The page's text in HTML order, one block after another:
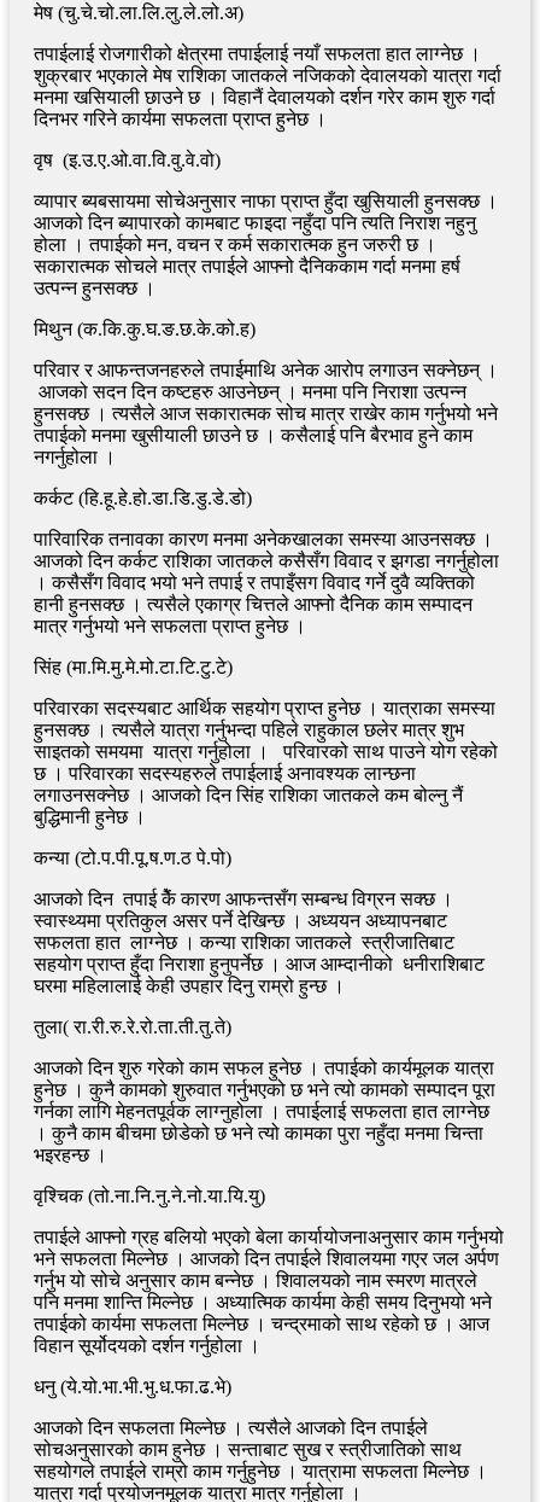
सर्वोच्चको पूर्णपाठ नआउँदै क्याबिन क्रुमाथि व्यवस्थापनको दबाब
रोक्न ‘हेलो सरकार’मा उजुरी
मेष (चु.चे.चो.ला.लि.लु.ले.लो.अ)
तपाईलाई रोजगारीको क्षेत्रमा तपाईलाई नयाँ सफलता हात लाग्नेछ ।
शुक्रबार भएकाले मेष राशिका जातकले नजिकको देवालयको यात्रा गर्दा
मनमा खसियाली छाउने छ । विहानैं देवालयको दर्शन गरेर काम शुरु गर्दा
दिनभर गरिने कार्यमा सफलता प्राप्त हुनेछ ।
वृष (इ.उ.ए.ओ.वा.वि.वु.वे.वो)
व्यापार ब्यबसायमा सोचेअनुसार नाफा प्राप्त हुँदा खुसियाली हुनसक्छ ।
आजको दिन ब्यापारको कामबाट फाइदा नहुँदा पनि त्यति निराश नहुनु
होला । तपाईको मन, वचन र कर्म सकारात्मक हुन जरुरी छ ।
सकारात्मक सोचले मात्र तपाईले आफ्नो दैनिककाम गर्दा मनमा हर्ष
उत्पन्न हुनसक्छ ।
मिथुन (क.कि.कु.घ.ङ.छ.के.को.ह)
परिवार र आफन्तजनहरुले तपाईमाथि अनेक आरोप लगाउन सक्नेछन् ।
आजको सदन दिन कष्टहरु आउनेछन् । मनमा पनि निराशा उत्पन्न
हुनसक्छ । त्यसैले आज सकारात्मक सोच मात्र राखेर काम गर्नुभयो भने
तपाईको मनमा खुसीयाली छाउने छ । कसैलाई पनि बैरभाव हुने काम
नगर्नुहोला ।
कर्कट (हि.हू.हे.हो.डा.डि.डु.डे.डो)
पारिवारिक तनावका कारण मनमा अनेकखालका समस्या आउनसक्छ ।
आजको दिन कर्कट राशिका जातकले कसैसँग विवाद र झगडा नगर्नुहोला
। कसैसँग विवाद भयो भने तपाई र तपाइँसग विवाद गर्ने दुवै व्यक्तिको
हानी हुनसक्छ । त्यसैले एकाग्र चित्तले आफ्नो दैनिक काम सम्पादन
मात्र गर्नुभयो भने सफलता प्राप्त हुनेछ ।
सिंह (मा.मि.मु.मे.मो.टा.टि.टु.टे)
परिवारका सदस्यबाट आर्थिक सहयोग प्राप्त हुनेछ । यात्राका समस्या
हुनसक्छ । त्यसैले यात्रा गर्नुभन्दा पहिले राहुकाल छलेर मात्र शुभ
साइतको समयमा यात्रा गर्नुहोला । परिवारको साथ पाउने योग रहेको
छ । परिवारका सदस्यहरुले तपाईलाई अनावश्यक लान्छना
लगाउनसक्नेछ । आजको दिन सिंह राशिका जातकले कम बोल्नु नैं
बुद्धिमानी हुनेछ ।
कन्या (टो.प.पी.पू.ष.ण.ठ पे.पो)
आजको दिन तपाई कैें कारण आफन्तसँग सम्बन्ध विग्रन सक्छ ।
स्वास्थ्यमा प्रतिकुल असर पर्ने देखिन्छ । अध्ययन अध्यापनबाट
सफलता हात लाग्नेछ । कन्या राशिका जातकले स्त्रीजातिबाट
सहयोग प्राप्त हुँदा निराशा हुनुपर्नेछ । आज आम्दानीको धनीराशिबाट
घरमा महिलालाई केही उपहार दिनु राम्रो हुन्छ ।
तुला( रा.री.रु.रे.रो.ता.ती.तु.ते)
आजको दिन शुरु गरेको काम सफल हुनेछ । तपाईको कार्यमूलक यात्रा
हुनेछ । कुनै कामको शुरुवात गर्नुभएको छ भने त्यो कामको सम्पादन पूरा
गर्नका लागि मेहनतपूर्वक लाग्नुहोला । तपाईलाई सफलता हात लाग्नेछ
। कुनै काम बीचमा छोडेको छ भने त्यो कामका पुरा नहुँदा मनमा चिन्ता
भइरहन्छ ।
वृश्चिक (तो.ना.नि.नु.ने.नो.या.यि.यु)
तपाईले आफ्नो ग्रह बलियो भएको बेला कार्यायोजनाअनुसार काम गर्नुभयो
भने सफलता मिल्नेछ । आजको दिन तपाईले शिवालयमा गएर जल अर्पण
गर्नुभ यो सोचे अनुसार काम बन्नेछ । शिवालयको नाम स्मरण मात्रले
पनि मनमा शान्ति मिल्नेछ । अध्यात्मिक कार्यमा केही समय दिनुभयो भने
तपाईको कार्यमा सफलता मिल्नेछ । चन्द्रमाको साथ रहेको छ । आज
विहान सूर्योदयको दर्शन गर्नुहोला ।
धनु (ये.यो.भा.भी.भु.ध.फा.ढ.भे)
आजको दिन सफलता मिल्नेछ । त्यसैले आजको दिन तपाईले
सोचअनुसारको काम हुनेछ । सन्ताबाट सुख र स्त्रीजातिको साथ
सहयोगले तपाईले राम्रो काम गर्नुहुनेछ । यात्रामा सफलता मिल्नेछ ।
यात्रा गर्दा प्रयोजनमूलक यात्रा मात्र गर्नुहोला ।